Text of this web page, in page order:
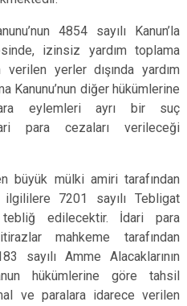
4854 sayılı Kanun’la
izinsiz yardım toplama
yerler dışında yardım
Kanunu’nun diğer hükümlerine
eylemleri ayrı bir suç
para cezaları verileceği
büyük mülki amiri tarafından
7201 sayılı Tebligat
edilecektir. İdari para
mahkeme tarafından
sayılı Amme Alacaklarının
hükümlerine göre tahsil
ve paralara idarece verilen